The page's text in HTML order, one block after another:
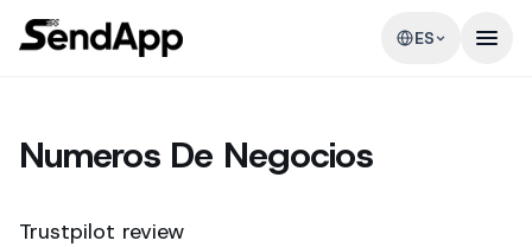
ES
Numeros De Negocios
Trustpilot review